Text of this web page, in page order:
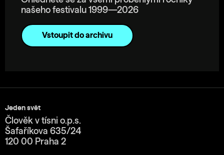
našeho festivalu 1999—2026
Vstoupit do archivu
Jeden svět
Člověk v tísni o.p.s.
Šafaříkova 635/24
120 00 Praha 2